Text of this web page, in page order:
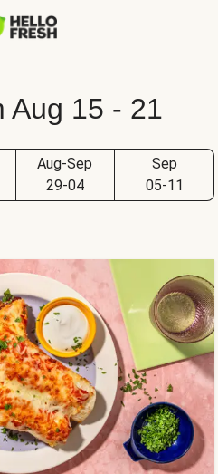
Aug 15 - 21
Aug-Sep
29-04
Sep
05-11